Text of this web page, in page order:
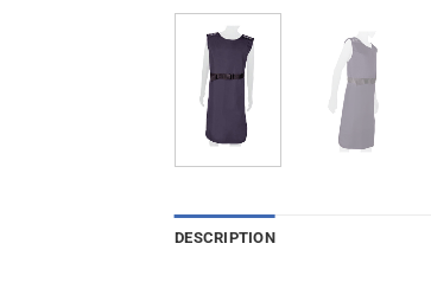
DESCRIPTION